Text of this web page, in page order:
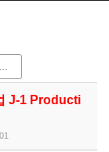
미국 현지 채용
J-1 Producti